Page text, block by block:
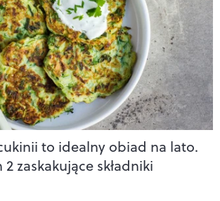
to idealny obiad na lato.
zaskakujące składniki